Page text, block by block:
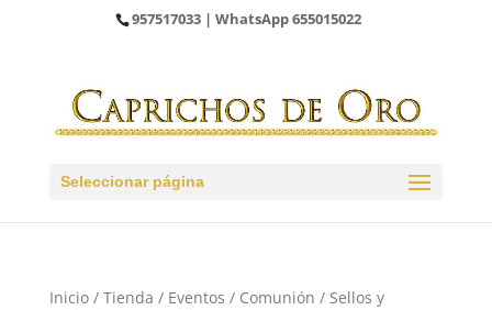
957517033 | WhatsApp655015022
Seleccionar página
Inicio/ Tienda / Eventos / Comunión / Sellos y